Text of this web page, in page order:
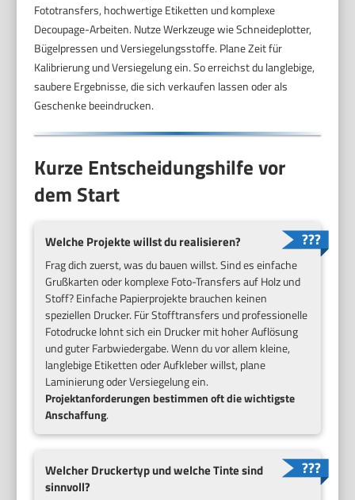
Fototransfers, hochwertige Etiketten und komplexe
Decoupage-Arbeiten. Nutze Werkzeuge wie Schneideplotter,
Bügelpressen und Versiegelungsstoffe. Plane Zeit für
Kalibrierung und Versiegelung ein. So erreichst du langlebige,
saubere Ergebnisse, die sich verkaufen lassen oder als
Geschenke beeindrucken.
Kurze Entscheidungshilfe vor
dem Start
Welche Projekte willst du realisieren?
Frag dich zuerst, was du bauen willst. Sind es einfache
Grußkarten oder komplexe Foto-Transfers auf Holz und
Stoff? Einfache Papierprojekte brauchen keinen
speziellen Drucker. Für Stofftransfers und professionelle
Fotodrucke lohnt sich ein Drucker mit hoher Auflösung
und guter Farbwiedergabe. Wenn du vor allem kleine,
langlebige Etiketten oder Aufkleber willst, plane
Laminierung oder Versiegelung ein.
Projektanforderungen bestimmen oft die wichtigste
Anschaffung.
Welcher Druckertyp und welche Tinte sind
sinnvoll?